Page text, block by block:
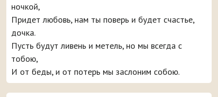
ночкой,
Придет любовь, нам ты поверь и будет счастье,
дочка.
Пусть будут ливень и метель, но мы всегда с
тобою,
И от беды, и от потерь мы заслоним собою.